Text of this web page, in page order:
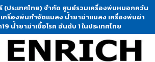
(ประเทศไทย) จำกัด ศูนย์รวมเครื่องพ่นหมอกควัน
ครื่องพ่นกำจัดแมลง น้ำยาฆ่าแมลง เครื่องพ่นฆ่า
น้ำยาฆ่าเชื้อโรค อันดับ 1 ในประเทศไทย